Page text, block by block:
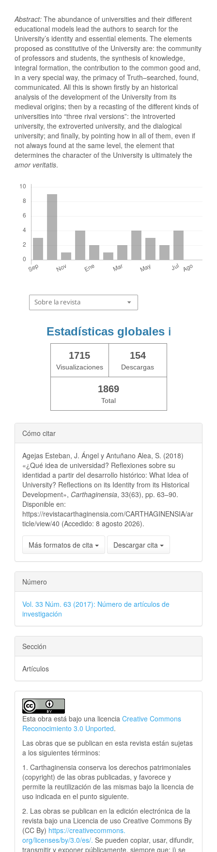
Abstract: The abundance of universities and their different
educational models lead the authors to search for the
University’s identity and essential elements. The elements
proposed as constitutive of the University are: the community
of professors and students, the synthesis of knowledge,
integral formation, the contribution to the common good and,
in a very special way, the primacy of Truth–searched, found,
communicated. All this is shown firstly by an historical
analysis of the development of the University from its
medieval origins; then by a recasting of the different kinds of
universities into “three rival versions”: the introverted
university, the extroverted university, and the dialogical
university; and finally, by pointing how in all of them, even if
not always found at the same level, the element that
determines the character of the University is ultimately the
amor veritatis.
Sobre la revista
Estadísticas globales ℹ️
1715
Visualizaciones
154
Descargas
1869
Total
Cómo citar
Agejas Esteban, J. Ángel y Antuñano Alea, S. (2018)
«¿Qué idea de universidad? Reflexiones sobre su
identidad a partir del desarrollo histórico: What Idea of
University? Reflections on its Identity from its Historical
Development», Carthaginensia, 33(63), pp. 63–90.
Disponible en:
https://revistacarthaginensia.com/CARTHAGINENSIA/ar
ticle/view/40 (Accedido: 8 agosto 2026).
Más formatos de cita Descargar cita
Número
Vol. 33 Núm. 63 (2017): Número de artículos de
investigación
Sección
Artículos
Esta obra está bajo una licencia Creative Commons
Reconocimiento 3.0 Unported.
Las obras que se publican en esta revista están sujetas
a los siguientes términos:
1. Carthaginensia conserva los derechos patrimoniales
(copyright) de las obras publicadas, y favorece y
permite la reutilización de las mismas bajo la licencia de
uso indicada en el punto siguiente.
2. Las obras se publican en la edición electrónica de la
revista bajo una Licencia de uso Creative Commons By
(CC By) https://creativecommons.
org/licenses/by/3.0/es/. Se pueden copiar, usar, difundir,
transmitir y exponer públicamente, siempre que: i) se